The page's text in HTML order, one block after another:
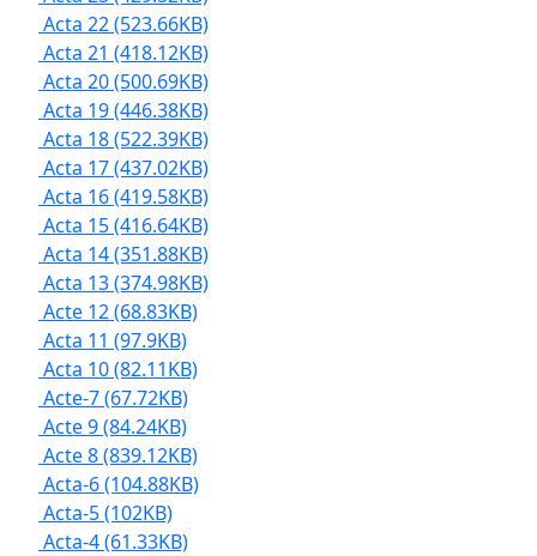
Acta 22(523.66KB)
Acta 21 (418.12KB)
Acta 20(500.69KB)
Acta 19(446.38KB)
Acta 18(522.39KB)
Acta 17(437.02KB)
Acta 16(419.58KB)
Acta 15(416.64KB)
Acta 14(351.88KB)
Acta 13(374.98KB)
Acte 12(68.83KB)
Acta 11 (97.9KB)
Acta 10(82.11KB)
Acte-7(67.72KB)
Acte 9(84.24KB)
Acte 8(839.12KB)
Acta-6(104.88KB)
Acta-5(102KB)
Acta-4(61.33KB)